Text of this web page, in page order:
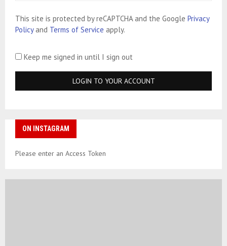
This site is protected by reCAPTCHA and the Google Privacy
Policyand Terms of Service apply.
Keep me signed in until I sign out
ON INSTAGRAM
Please enter an Access Token